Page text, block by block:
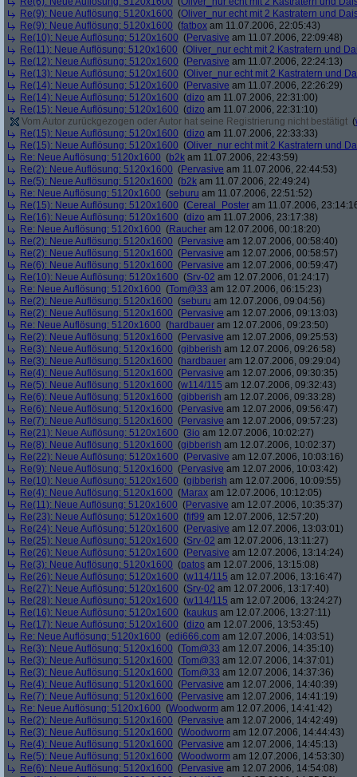
Re(9): Neue Auflösung: 5120x1600 (Oliver_nur echt mit 2 Kastratern und
Re(9): Neue Auflösung: 5120x1600 (fatbox am 11.07.2006, 22:05:43)
Re(10): Neue Auflösung: 5120x1600 (Pervasive am 11.07.2006, 22:09:48)
Re(11): Neue Auflösung: 5120x1600 (Oliver_nur echt mit 2 Kastratern und
Re(12): Neue Auflösung: 5120x1600 (Pervasive am 11.07.2006, 22:24:13)
Re(13): Neue Auflösung: 5120x1600 (Oliver_nur echt mit 2 Kastratern und
Re(14): Neue Auflösung: 5120x1600 (Pervasive am 11.07.2006, 22:26:29)
Re(14): Neue Auflösung: 5120x1600 (dizo am 11.07.2006, 22:31:00)
Re(15): Neue Auflösung: 5120x1600 (dizo am 11.07.2006, 22:31:10)
Vom Autor zurückgezogen oder Autor hat seine Registrierung nicht bestätigt (
Re(15): Neue Auflösung: 5120x1600 (dizo am 11.07.2006, 22:33:33)
Re(15): Neue Auflösung: 5120x1600 (Oliver_nur echt mit 2 Kastratern und
Re: Neue Auflösung: 5120x1600 (b2k am 11.07.2006, 22:43:59)
Re(2): Neue Auflösung: 5120x1600 (Pervasive am 11.07.2006, 22:44:53)
Re(5): Neue Auflösung: 5120x1600 (b2k am 11.07.2006, 22:49:24)
Re: Neue Auflösung: 5120x1600 (seburu am 11.07.2006, 22:51:52)
Re(15): Neue Auflösung: 5120x1600 (Cereal_Poster am 11.07.2006,
Re(16): Neue Auflösung: 5120x1600 (dizo am 11.07.2006, 23:17:38)
Re: Neue Auflösung: 5120x1600 (Raucher am 12.07.2006, 00:18:20)
Re(2): Neue Auflösung: 5120x1600 (Pervasive am 12.07.2006, 00:58:40)
Re(2): Neue Auflösung: 5120x1600 (Pervasive am 12.07.2006, 00:58:57)
Re(6): Neue Auflösung: 5120x1600 (Pervasive am 12.07.2006, 00:59:47)
Re(10): Neue Auflösung: 5120x1600 (Srv-02 am 12.07.2006, 01:24:17)
Re: Neue Auflösung: 5120x1600 (Tom@33 am 12.07.2006, 06:15:23)
Re(2): Neue Auflösung: 5120x1600 (seburu am 12.07.2006, 09:04:56)
Re(2): Neue Auflösung: 5120x1600 (Pervasive am 12.07.2006, 09:13:03)
Re: Neue Auflösung: 5120x1600 (hardbauer am 12.07.2006, 09:23:50)
Re(2): Neue Auflösung: 5120x1600 (Pervasive am 12.07.2006, 09:25:53)
Re(3): Neue Auflösung: 5120x1600 (gibberish am 12.07.2006, 09:26:58)
Re(3): Neue Auflösung: 5120x1600 (hardbauer am 12.07.2006, 09:29:04)
Re(4): Neue Auflösung: 5120x1600 (Pervasive am 12.07.2006, 09:30:35)
Re(5): Neue Auflösung: 5120x1600 (w114/115 am 12.07.2006, 09:32:43)
Re(6): Neue Auflösung: 5120x1600 (gibberish am 12.07.2006, 09:33:28)
Re(6): Neue Auflösung: 5120x1600 (Pervasive am 12.07.2006, 09:56:47)
Re(7): Neue Auflösung: 5120x1600 (Pervasive am 12.07.2006, 09:57:23)
Re(21): Neue Auflösung: 5120x1600 (3io am 12.07.2006, 10:02:27)
Re(8): Neue Auflösung: 5120x1600 (gibberish am 12.07.2006, 10:02:37)
Re(22): Neue Auflösung: 5120x1600 (Pervasive am 12.07.2006, 10:03:16)
Re(9): Neue Auflösung: 5120x1600 (Pervasive am 12.07.2006, 10:03:42)
Re(10): Neue Auflösung: 5120x1600 (gibberish am 12.07.2006, 10:09:55)
Re(4): Neue Auflösung: 5120x1600 (Marax am 12.07.2006, 10:12:05)
Re(11): Neue Auflösung: 5120x1600 (Pervasive am 12.07.2006, 10:35:37)
Re(23): Neue Auflösung: 5120x1600 (fif99 am 12.07.2006, 12:57:20)
Re(24): Neue Auflösung: 5120x1600 (Pervasive am 12.07.2006, 13:03:01)
Re(25): Neue Auflösung: 5120x1600 (Srv-02 am 12.07.2006, 13:11:27)
Re(26): Neue Auflösung: 5120x1600 (Pervasive am 12.07.2006, 13:14:24)
Re(3): Neue Auflösung: 5120x1600 (patos am 12.07.2006, 13:15:08)
Re(26): Neue Auflösung: 5120x1600 (w114/115 am 12.07.2006, 13:16:47)
Re(27): Neue Auflösung: 5120x1600 (Srv-02 am 12.07.2006, 13:17:40)
Re(28): Neue Auflösung: 5120x1600 (w114/115 am 12.07.2006, 13:24:27)
Re(16): Neue Auflösung: 5120x1600 (kaukus am 12.07.2006, 13:27:11)
Re(17): Neue Auflösung: 5120x1600 (dizo am 12.07.2006, 13:53:45)
Re: Neue Auflösung: 5120x1600 (edi666.com am 12.07.2006, 14:03:51)
Re(3): Neue Auflösung: 5120x1600 (Tom@33 am 12.07.2006, 14:35:10)
Re(3): Neue Auflösung: 5120x1600 (Tom@33 am 12.07.2006, 14:37:01)
Re(3): Neue Auflösung: 5120x1600 (Tom@33 am 12.07.2006, 14:37:36)
Re(4): Neue Auflösung: 5120x1600 (Pervasive am 12.07.2006, 14:40:39)
Re(7): Neue Auflösung: 5120x1600 (Pervasive am 12.07.2006, 14:41:19)
Re: Neue Auflösung: 5120x1600 (Woodworm am 12.07.2006, 14:41:42)
Re(2): Neue Auflösung: 5120x1600 (Pervasive am 12.07.2006, 14:42:49)
Re(3): Neue Auflösung: 5120x1600 (Woodworm am 12.07.2006, 14:44:43)
Re(4): Neue Auflösung: 5120x1600 (Pervasive am 12.07.2006, 14:45:13)
Re(5): Neue Auflösung: 5120x1600 (Woodworm am 12.07.2006, 14:53:30)
Re(6): Neue Auflösung: 5120x1600 (Pervasive am 12.07.2006, 14:54:08)